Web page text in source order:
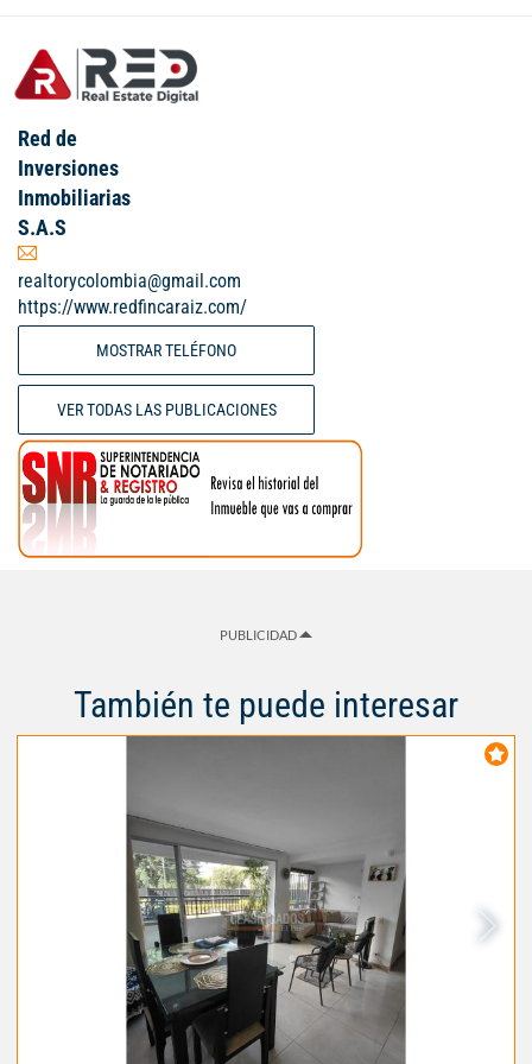
Red de
Inversiones
Inmobiliarias
S.A.S
realtorycolombia@gmail.com
https://www.redfincaraiz.com/
MOSTRAR TELÉFONO
VER TODAS LAS PUBLICACIONES
PUBLICIDAD
También te puede interesar